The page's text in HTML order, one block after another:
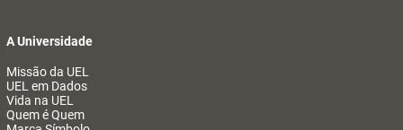
A Universidade
Missão da UEL
UEL em Dados
Vida na UEL
Quem é Quem